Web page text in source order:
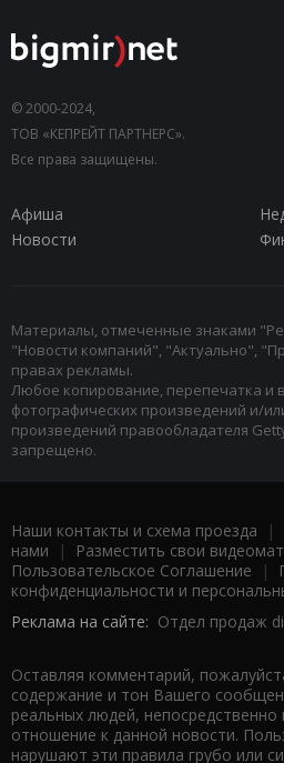
© 2000-2024,
ТОВ «КЕПРЕЙТ ПАРТНЕРС».
Все права защищены.
Афиша
Новости
Материалы, отмеченные знаками
"Новости компаний", "Актуально",
правах рекламы.
Любое копирование, перепечатка и
фотографических произведений и/
произведений правообладателя
запрещено.
Наши контакты и схема проезда |
нами | Разместить свои
Пользовательское Соглашение |
конфиденциальности и
Реклама на сайте: Отдел продаж
Оставляя комментарий,
содержание и тон Вашего
реальных людей,
отношение к данной новости.
нарушают эти правила грубо или